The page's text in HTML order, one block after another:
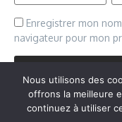
Enregistrer mon
navigateur pour mon
Nous utilisons des
offrons la meilleure
continuez à utiliser